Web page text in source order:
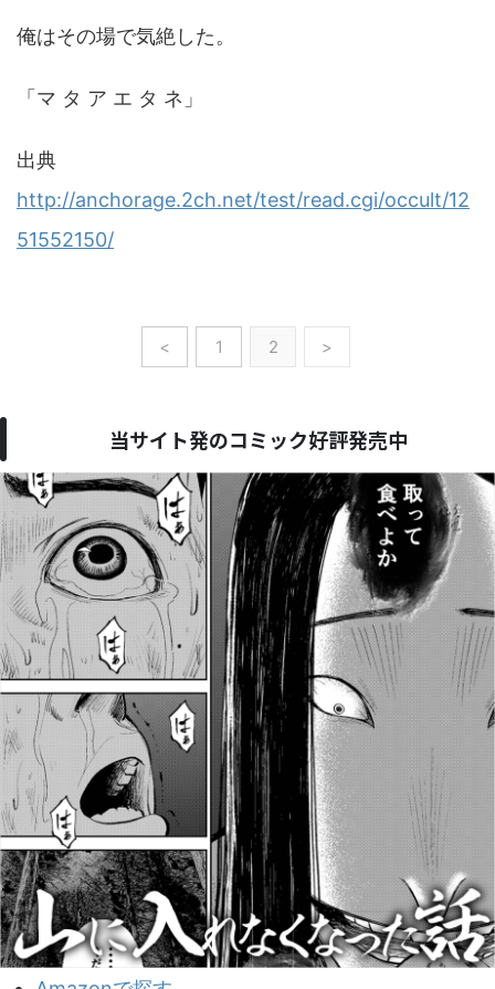
俺はその場で気絶した。
「マ タ ア エ タ ネ」
出典
http://anchorage.2ch.net/test/read.cgi/occult/12
51552150/
< 1 2 >
当サイト発のコミック好評発売中